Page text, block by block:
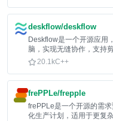
deskflow/deskflow
Deskflow是一个开源应用
脑，实现无缝协作，支持
20.1kC++
frePPLe/frepple
frePPLe是一个开源的需
化生产计划，适用于更复